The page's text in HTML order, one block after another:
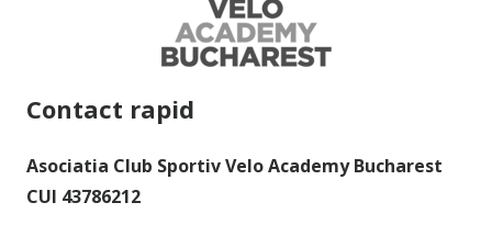
Contact rapid
Asociatia Club Sportiv Velo Academy Bucharest
CUI 43786212